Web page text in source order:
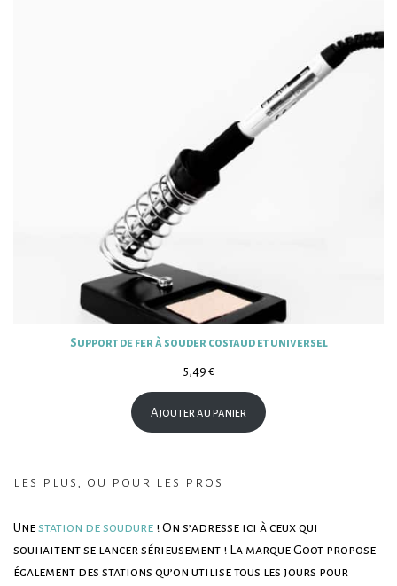
Support de fer à souder costaud et universel
5,49 €
Ajouter au panier
les plus, ou pour les pros
Unestation de soudure ! On s’adresse ici à ceux qui
souhaitent se lancer sérieusement ! La marque Goot propose
également des stations qu’on utilise tous les jours pour